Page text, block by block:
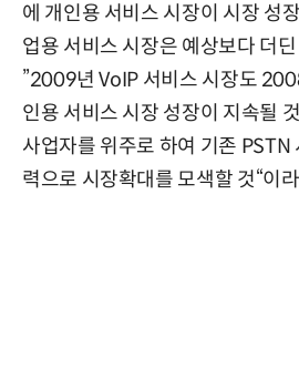
에 개인용 서비스 시장이 시장 성
업용 서비스 시장은 예상보다 더
”2009년 VoIP 서비스 시장도
인용 서비스 시장 성장이 지속될
사업자를 위주로 하여 기존 PSTN
력으로 시장확대를 모색할 것“이